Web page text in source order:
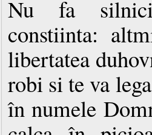
Nu fa
constiinta:
libertatea
robi si te va
în numele